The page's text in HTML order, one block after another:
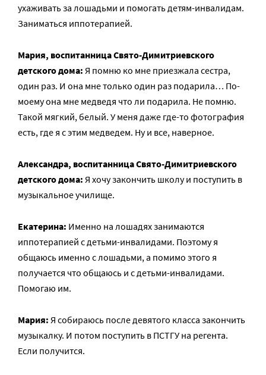
ухаживать за лошадьми и помогать детям-инвалидам.
Заниматься иппотерапией.
Мария, воспитанница Свято-Димитриевского
детского дома: Я помню ко мне приезжала сестра,
один раз. И она мне только один раз подарила… По-
моему она мне медведя что ли подарила. Не помню.
Такой мягкий, белый. У меня даже где-то фотография
есть, где я с этим медведем. Ну и все, наверное.
Александра, воспитанница Свято-Димитриевского
детского дома: Я хочу закончить школу и поступить в
музыкальное училище.
Екатерина: Именно на лошадях занимаются
иппотерапией с детьми-инвалидами. Поэтому я
общаюсь именно с лошадьми, а помимо этого я
получается что общаюсь и с детьми-инвалидами.
Помогаю им.
Мария: Я собираюсь после девятого класса закончить
музыкалку. И потом поступить в ПСТГУ на регента.
Если получится.